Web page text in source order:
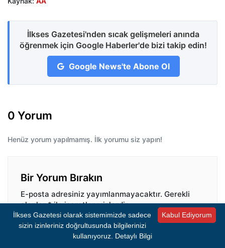
İlkses Gazetesi'nden sıcak gelişmeleri anında
öğrenmek için Google Haberler'de bizi takip edin!
Google News'te Abone Ol
0 Yorum
Henüz yorum yapılmamış. İlk yorumu siz yapın!
Bir Yorum Bırakın
E-posta adresiniz yayımlanmayacaktır. Gerekli
alanlar*ile işaretlenmişlerdir.
Yorum *
Kabul Ediyorum
İlkses Gazetesi olarak sistemimizde sadece
sizin izinleriniz doğrultusunda bilgilerinizi
kullanıyoruz. Detaylı Bilgi